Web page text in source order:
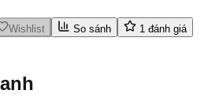
Wishlist So sánh 1 đánh giá